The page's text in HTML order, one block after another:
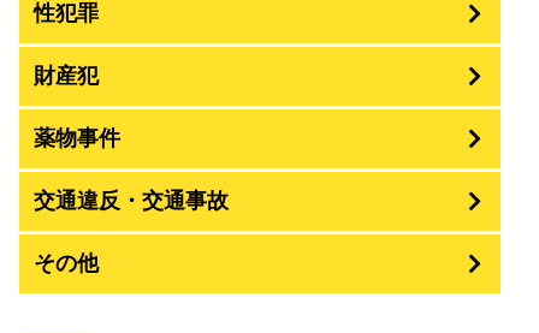
性犯罪
盗撮・のぞき
財産犯
薬物事件
覚せい剤
交通違反・交通事故
その他